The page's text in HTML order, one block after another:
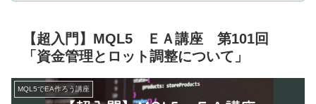
【超入門】MQL5 ＥＡ講座 第101回
「資金管理とロット調整について」
MQL5でEA作ろう講座